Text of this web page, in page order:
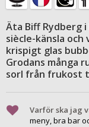
Äta Biff Rydberg
siècle-känsla
krispigt glas
Grodans många
sorl från frukost
Varför ska jag
meny, bra bar